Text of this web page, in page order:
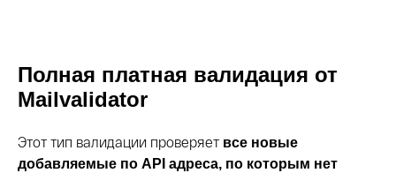
Полная платная валидация от
Mailvalidator
Этот тип валидации проверяет все новые
добавляемые по API адреса, по которым нет